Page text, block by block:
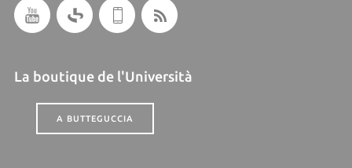
La boutique de l'Università
A BUTTEGUCCIA